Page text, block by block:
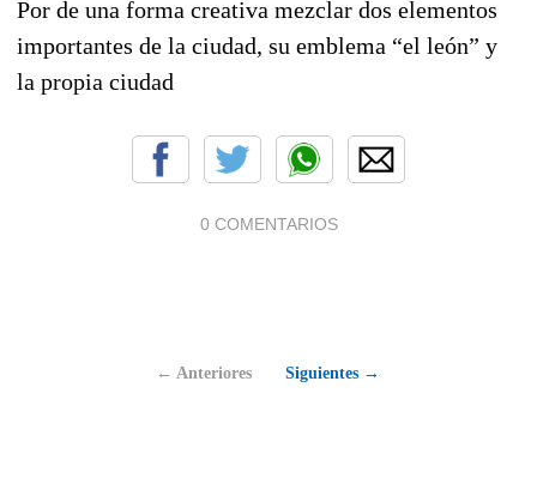
Por de una forma creativa mezclar dos elementos
importantes de la ciudad, su emblema “el león” y
la propia ciudad
0 COMENTARIOS
← Anteriores Siguientes →